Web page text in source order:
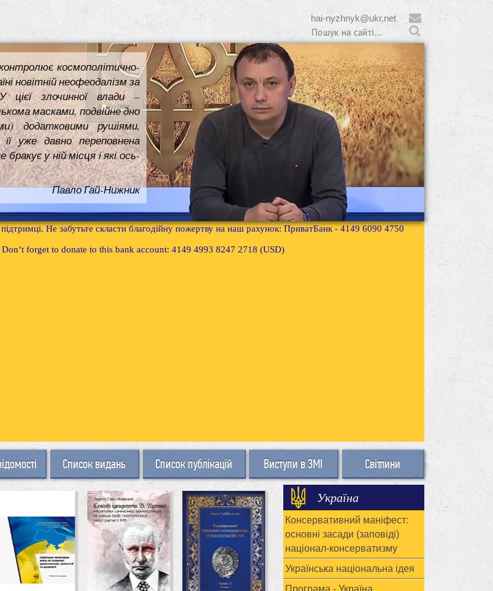
hai-nyzhnyk@ukr.net
космополітично-
новітній неофеодалізм за
цієї злочинної влади –
масками, подвійне дно
додатковими рушіями,
уже давно переповнена
у ній місця і які ось-
Павло Гай-Нижник
Не забутьте скласти благодійну пожертву на наш рахунок: ПриватБанк - 4149 6090 4750
forget to donate to this bank account: 4149 4993 8247 2718 (USD)
Список видань Список публікацій Виступи в ЗМІ Світлини
Україна
Консервативний маніфест:
основні засади (заповіді)
націонал-консерватизму
Українська національна ідея
Програма - Україна